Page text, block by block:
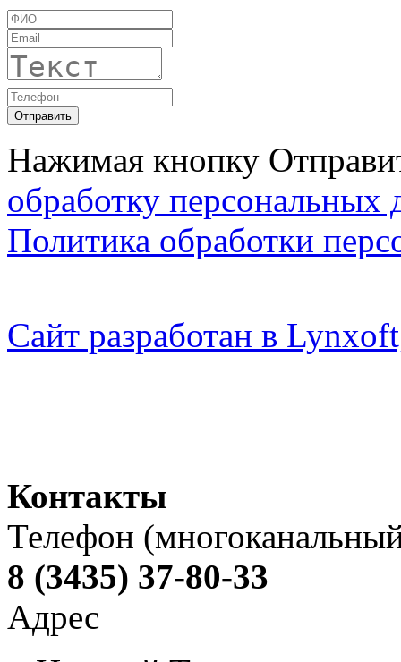
Нажимая кнопку
обработку персональных
Политика обработки
Сайт разработан в
Контакты
Телефон
8 (3435) 37-80-33
Адрес